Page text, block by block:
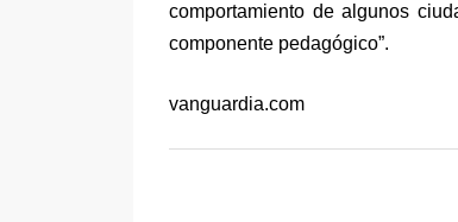
comportamiento de algunos
componente pedagógico”.
vanguardia.com